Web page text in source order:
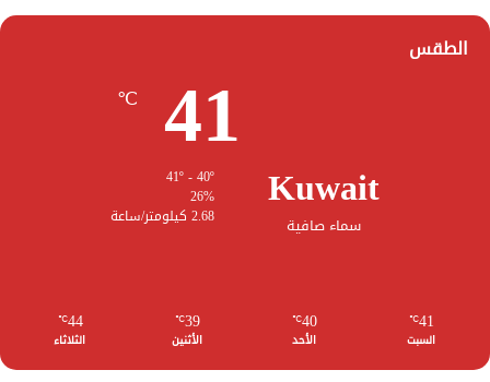
الطقس
Kuwait
سماء صافية
41
℃
26%
2.68 كيلومتر/ساعة
41
℃
السبت
40
℃
الأحد
39
℃
الأثنين
44
℃
الثلاثاء